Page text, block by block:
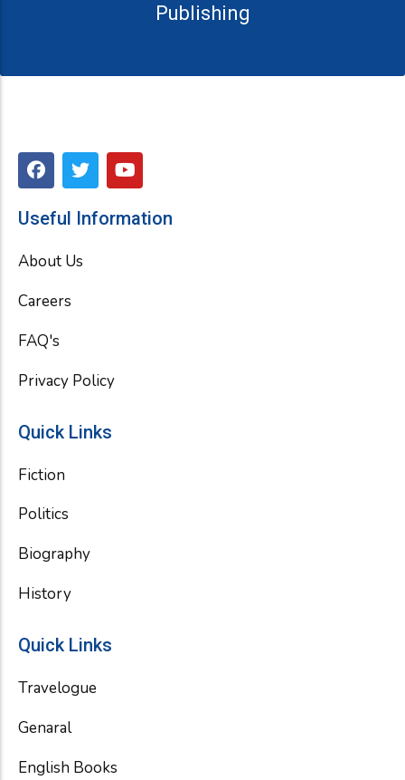
Publishing
F
a
e
o
T
w
t
r
Y
o
t
Useful Information
About Us
Careers
FAQ's
Privacy Policy
Quick Links
Fiction
Politics
Biography
History
Quick Links
Travelogue
Genaral
English Books